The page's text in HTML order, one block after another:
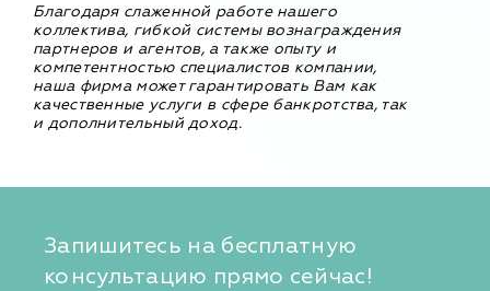
Благодаря слаженной работе нашего
коллектива, гибкой системы вознаграждения
партнеров и агентов, а также опыту и
компетентностью специалистов компании,
наша фирма может гарантировать Вам как
качественные услуги в сфере банкротства, так
и дополнительный доход.
Запишитесь на бесплатную
консультацию прямо сейчас!